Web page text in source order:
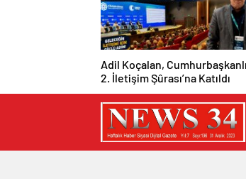
Adil Koçalan,
2. İletişim Şûrası’na Katıldı